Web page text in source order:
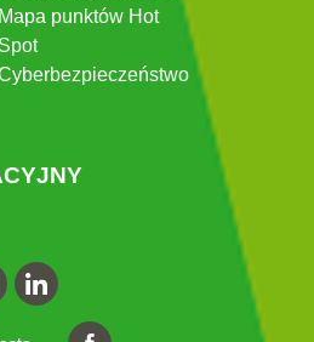
Mapa punktów Hot
Spot